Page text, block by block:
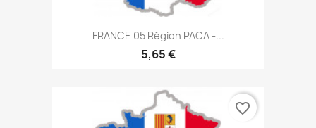
FRANCE 05 Région PACA -...
5,65 €
favorite_border